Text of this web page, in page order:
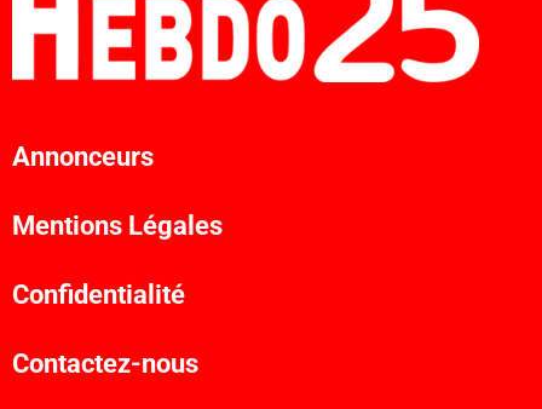
Annonceurs
Mentions Légales
Confidentialité
Contactez-nous